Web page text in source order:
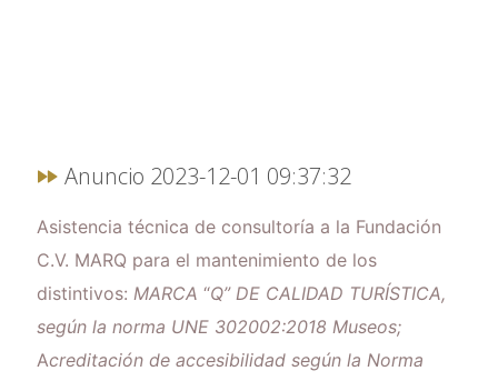
Anuncio 2023-12-01 09:37:32
Asistencia técnica de consultoría a la Fundación
C.V. MARQ para el mantenimiento de los
distintivos: MARCA “Q” DE CALIDAD TURÍSTICA,
según la norma UNE 302002:2018 Museos;
Acreditación de accesibilidad según la Norma